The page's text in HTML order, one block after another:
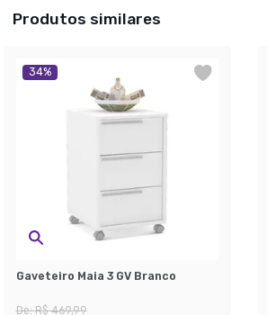
Produtos similares
34%
Gaveteiro Maia 3 GV Branco
De:R$ 469,99